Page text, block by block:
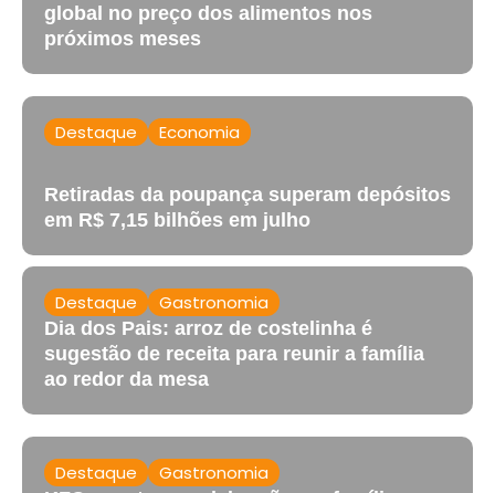
global no preço dos alimentos nos
próximos meses
Destaque Economia
Retiradas da poupança superam depósitos
em R$ 7,15 bilhões em julho
Destaque Gastronomia
Dia dos Pais: arroz de costelinha é
sugestão de receita para reunir a família
ao redor da mesa
Destaque Gastronomia